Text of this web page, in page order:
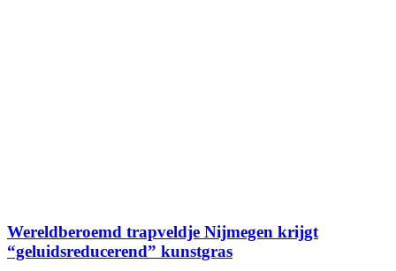
Wereldberoemd trapveldje Nijmegen krijgt
“geluidsreducerend” kunstgras